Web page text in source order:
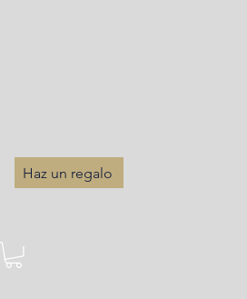
Haz un regalo